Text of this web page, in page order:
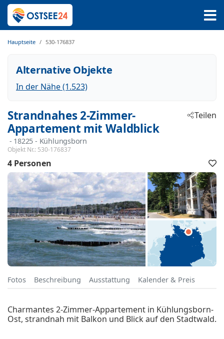
Hauptseite 530-176837
Alternative Objekte
In der Nähe (1.523)
Strandnahes 2-Zimmer-
Appartement mit Waldblick
- 18225 - Kühlungsborn
Objekt Nr.: 530-176837
Teilen
4 Personen
Fotos Beschreibung Ausstattung Kalender & Preis
Charmantes 2-Zimmer-Appartement in Kühlungsborn-
Ost, strandnah mit Balkon und Blick auf den Stadtwald.